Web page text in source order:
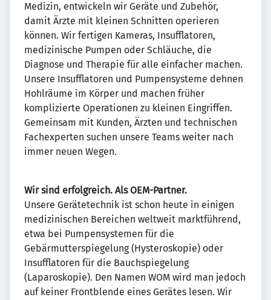
Medizin, entwickeln wir Geräte und Zubehör,
damit Ärzte mit kleinen Schnitten operieren
können. Wir fertigen Kameras, Insufflatoren,
medizinische Pumpen oder Schläuche, die
Diagnose und Therapie für alle einfacher machen.
Unsere Insufflatoren und Pumpensysteme dehnen
Hohlräume im Körper und machen früher
komplizierte Operationen zu kleinen Eingriffen.
Gemeinsam mit Kunden, Ärzten und technischen
Fachexperten suchen unsere Teams weiter nach
immer neuen Wegen.
Wir sind erfolgreich. Als OEM-Partner.
Unsere Gerätetechnik ist schon heute in einigen
medizinischen Bereichen weltweit marktführend,
etwa bei Pumpensystemen für die
Gebärmutterspiegelung (Hysteroskopie) oder
Insufflatoren für die Bauchspiegelung
(Laparoskopie). Den Namen WOM wird man jedoch
auf keiner Frontblende eines Gerätes lesen. Wir